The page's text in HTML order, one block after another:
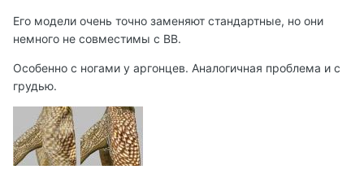
Его модели очень точно заменяют стандартные, но они
немного не совместимы с ВВ.
Особенно с ногами у аргонцев. Аналогичная проблема и с
грудью.